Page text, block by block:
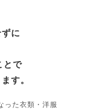
に
とで
す。
った衣類・洋服